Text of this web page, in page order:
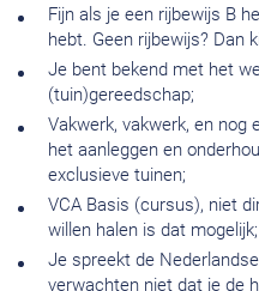
Fijn als je een rijbewijs B
hebt. Geen rijbewijs? Dan
Je bent bekend met het
(tuin)gereedschap;
Vakwerk, vakwerk, en nog
het aanleggen en
exclusieve tuinen;
VCA Basis (cursus), niet
willen halen is dat mogelijk;
Je spreekt de
verwachten niet dat je de